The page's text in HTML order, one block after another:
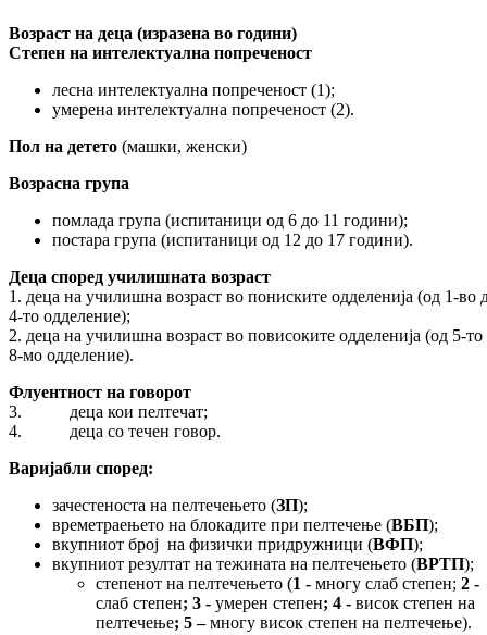
Возраст на деца (изразена во години)
Степен на интелектуална попреченост
лесна интелектуална попреченост (1);
умерена интелектуална попреченост (2).
Пол на детето (машки, женски)
Возрасна група
помлада група (испитаници од 6 до 11 го­дини);
постара група (испитаници од 12 до 17 го­дини).
Деца според училишната возраст
1. деца на училишна возраст во пониските одделенија (од 1-во
4-то одделение);
2. деца на училишна возраст во повисоките одделенија (од 5-то
8-мо одделение).
Флуентност на говорот
3. деца кои пелтечат;
4. деца со течен говор.
Варијабли според:
зачестеноста на пелтечењето (ЗП);
времетраењето на блокадите при пел­те­че­ње (ВБП);
вкупниот број на физички придружници (ВФП);
вкупниот резултат на тежината на пел­те­че­њ­ето (ВРТП);
степенот на пелтечењето (1 - многу слаб сте­пен; 2 -
слаб степен; 3 - умерен сте­пен; 4 - висок степен на
пелтечење; 5 –мно­гу висок степен на пелтечење).